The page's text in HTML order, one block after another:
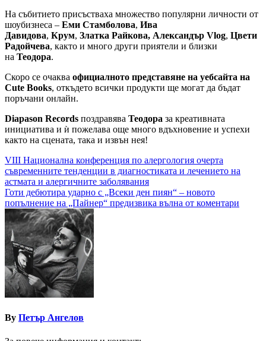
На събитието присъстваха множество популярни личности от
шоубизнеса – Еми Стамболова, Ива
Давидова, Крум, Златка Райкова, Александър Vlog, Цвети
Радойчева, както и много други приятели и близки
на Теодора.
Скоро се очаква официалното представяне на уебсайта на
Cute Books, откъдето всички продукти ще могат да бъдат
поръчани онлайн.
Diapason Records поздравява Теодора за креативната
инициатива и ѝ пожелава още много вдъхновение и успехи
както на сцената, така и извън нея!
Навигация
VIII Национална конференция по алергология очерта
съвременните тенденции в диагностиката и лечението на
астмата и алергичните заболявания
Готи дебютира ударно с „Всеки ден пиян“ – новото
попълнение на „Пайнер“ предизвика вълна от коментари
By Петър Ангелов